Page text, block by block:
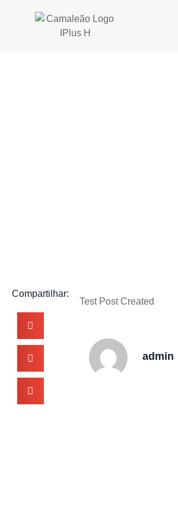
Compartilhar:
Test Post Created
admin